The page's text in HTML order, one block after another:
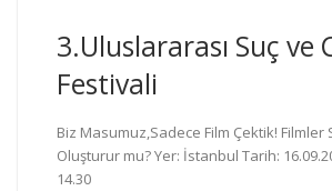
3.Uluslararası Suç ve
Festivali
Biz Masumuz,Sadece Film Çektik! Filmler
Oluşturur mu? Yer: İstanbul Tarih:
14.30